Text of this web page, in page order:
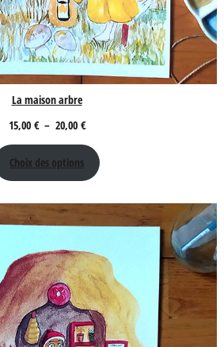
La maison arbre
15,00 € – 20,00 €Plage
de
prix :
15,00 €
à
Choix des options